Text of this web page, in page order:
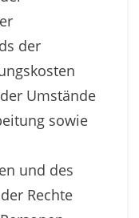
der
Umstände
sowie
und des
Rechte